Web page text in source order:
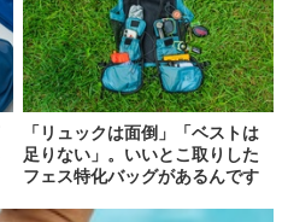
「リュックは面倒」「ベストは
足りない」。いいとこ取りした
フェス特化バッグがあるんです